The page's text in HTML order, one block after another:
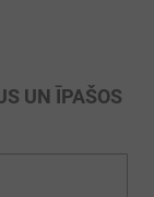
UN ĪPAŠOS